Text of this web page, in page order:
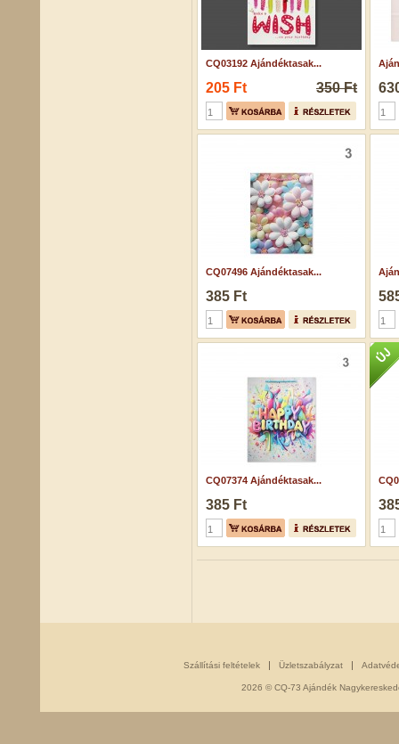
CQ03192 Ajándéktasak...
205 Ft 350 Ft
CQ07496 Ajándéktasak...
385 Ft
CQ07374 Ajándéktasak...
385 Ft
Szállítási feltételek Üzletszabályzat
2026 © CQ-73 Ajándék